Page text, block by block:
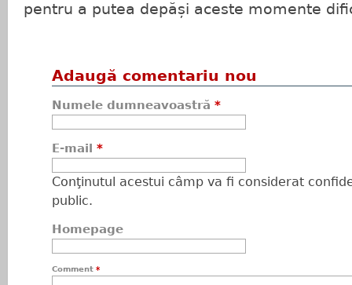
pentru a putea depăși aceste momente
Adaugă comentariu nou
Numele dumneavoastră *
E-mail *
Conţinutul acestui câmp va fi considerat
public.
Homepage
Comment *